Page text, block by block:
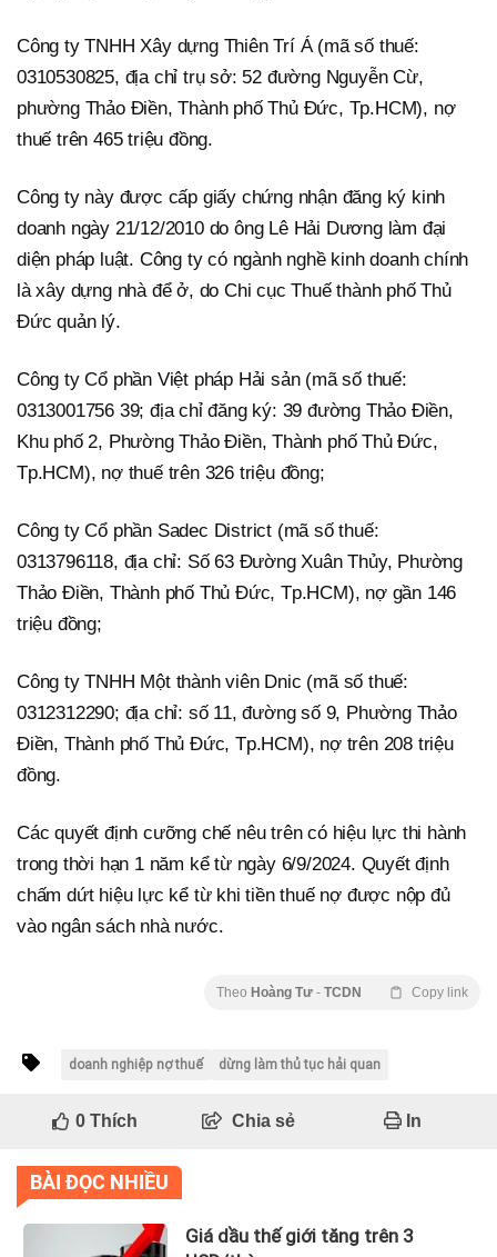
Công ty TNHH Xây dựng Thiên Trí Á (mã số thuế:
0310530825, địa chỉ trụ sở: 52 đường Nguyễn Cừ,
phường Thảo Điền, Thành phố Thủ Đức, Tp.HCM), nợ
thuế trên 465 triệu đồng.
Công ty này được cấp giấy chứng nhận đăng ký kinh
doanh ngày 21/12/2010 do ông Lê Hải Dương làm đại
diện pháp luật. Công ty có ngành nghề kinh doanh chính
là xây dựng nhà để ở, do Chi cục Thuế thành phố Thủ
Đức quản lý.
Công ty Cổ phần Việt pháp Hải sản (mã số thuế:
0313001756 39; địa chỉ đăng ký: 39 đường Thảo Điền,
Khu phố 2, Phường Thảo Điền, Thành phố Thủ Đức,
Tp.HCM), nợ thuế trên 326 triệu đồng;
Công ty Cổ phần Sadec District (mã số thuế:
0313796118, địa chỉ: Số 63 Đường Xuân Thủy, Phường
Thảo Điền, Thành phố Thủ Đức, Tp.HCM), nợ gần 146
triệu đồng;
Công ty TNHH Một thành viên Dnic (mã số thuế:
0312312290; địa chỉ: số 11, đường số 9, Phường Thảo
Điền, Thành phố Thủ Đức, Tp.HCM), nợ trên 208 triệu
đồng.
Các quyết định cưỡng chế nêu trên có hiệu lực thi hành
trong thời hạn 1 năm kể từ ngày 6/9/2024. Quyết định
chấm dứt hiệu lực kể từ khi tiền thuế nợ được nộp đủ
vào ngân sách nhà nước.
Theo Hoàng Tư - TCDN Copy link
doanh nghiệp nợ thuế dừng làm thủ tục hải quan
0Thích Chia sẻ In
BÀI ĐỌC NHIỀU
Giá dầu thế giới tăng trên 3